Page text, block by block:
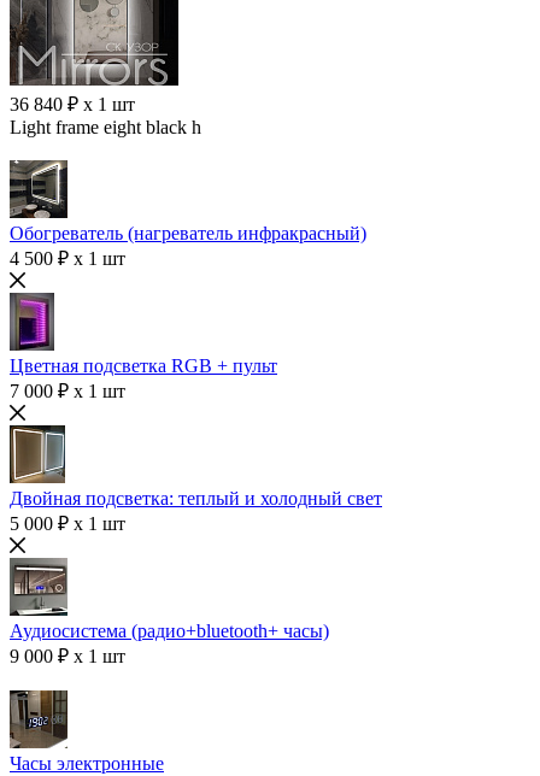
36 840 ₽ x 1 шт
Light frame eight black h
Обогреватель (нагреватель инфракрасный)
4 500 ₽ x 1 шт
Цветная подсветка RGB + пульт
7 000 ₽ x 1 шт
Двойная подсветка: теплый и холодный свет
5 000 ₽ x 1 шт
Аудиосистема (радио+bluetooth+ часы)
9 000 ₽ x 1 шт
Часы электронные